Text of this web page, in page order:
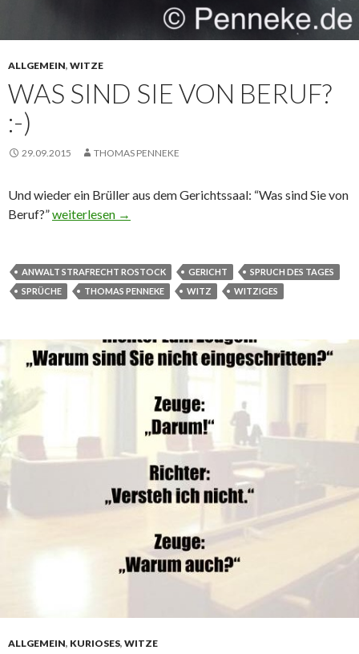
ALLGEMEIN, WITZE
WAS SIND SIE VON BERUF?
:-)
29.09.2015 THOMAS PENNEKE
Und wieder ein Brüller aus dem Gerichtssaal: “Was sind Sie von
Beruf?”Was sind Sie von Beruf? 🙂
weiterlesen →
ANWALT STRAFRECHT ROSTOCK GERICHT
SPRUCH DES TAGES
SPRÜCHE
THOMAS PENNEKE WITZ WITZIGES
ALLGEMEIN, KURIOSES, WITZE